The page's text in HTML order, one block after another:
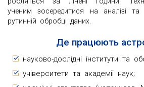
ученим зосередитися на аналізі
рутинній обробці даних.
Де працюють
науково-дослідні інститути та
університети та академії наук;